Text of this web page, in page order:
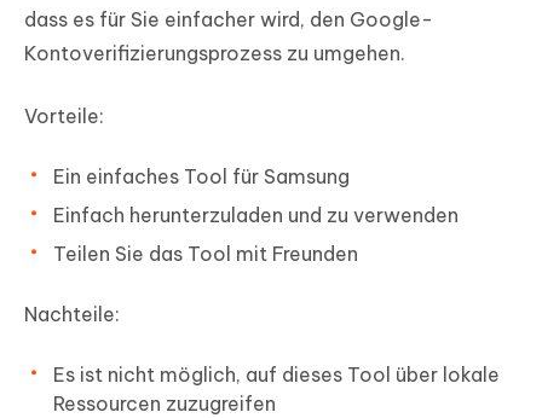
dass es für Sie einfacher wird, den Google-
Kontoverifizierungsprozess zu umgehen.
Vorteile:
Ein einfaches Tool für Samsung
Einfach herunterzuladen und zu verwenden
Teilen Sie das Tool mit Freunden
Nachteile:
Es ist nicht möglich, auf dieses Tool über lokale
Ressourcen zuzugreifen